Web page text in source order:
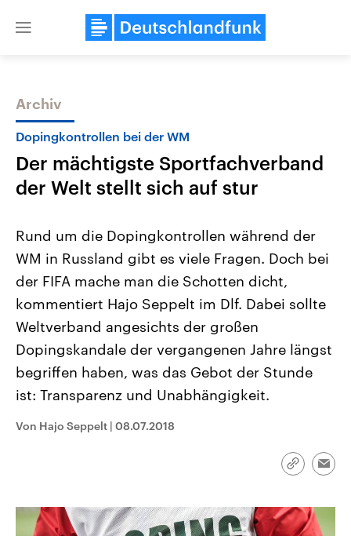
Close
Themen
Landtagswahl Sachsen-Anhalt
2026
Alle Informationen
Sachsen-Anhalt wählt am 6.
September 2026 einen neuen
Landtag. Seit 2021 wird das
Bundesland von einer Koalition aus
CDU, SPD und FDP regiert.-
Umfragen, Prognosen,
Wahlprogramme, aktuelle Berichte
und Hintergründe zu den Parteien
Wahl.
Aktuelle Beiträge,
Hintergründe
Wirtschaftlich und
gehören die Vereinigten
den mächtigsten Ländern
mit großem Einfluss auf
aktuelle Weltgeschehen.
Sendungen Programm Podcasts
Archiv
Dopingkontrollen bei der WM
Der mächtigste Sportfachverband
der Welt stellt sich auf stur
Rund um die Dopingkontrollen während der
WM in Russland gibt es viele Fragen. Doch bei
der FIFA mache man die Schotten dicht,
kommentiert Hajo Seppelt im Dlf. Dabei sollte
Weltverband angesichts der großen
Dopingskandale der vergangenen Jahre längst
begriffen haben, was das Gebot der Stunde
ist: Transparenz und Unabhängigkeit.
Von Hajo Seppelt | 08.07.2018
Link